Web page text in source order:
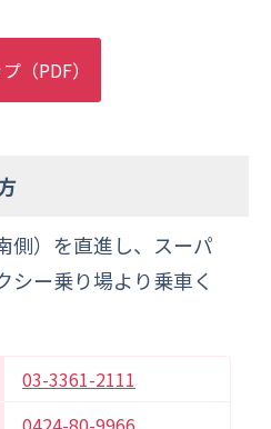
（PDF）
）を直進し、スーパ
シー乗り場より乗車く
03-3361-2111